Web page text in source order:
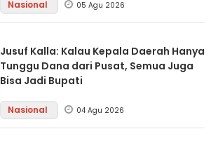
Nasional 05 Agu 2026
Jusuf Kalla: Kalau Kepala Daerah Hanya
Tunggu Dana dari Pusat, Semua Juga
Bisa Jadi Bupati
Nasional 04 Agu 2026